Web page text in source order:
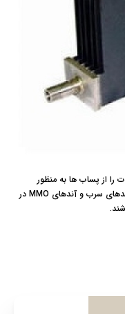
را از پساب ها به منظور
استفاده مجدد یا فروش آن ها بازیافت می کنند. آندهای سرب و آندهای MMO در